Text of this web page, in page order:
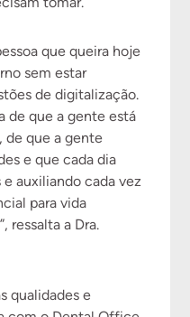
que queira hoje
sem estar
de digitalização.
de que a gente está
de que a gente
e que cada dia
e auxiliando cada vez
para vida
ressalta a Dra.
qualidades e